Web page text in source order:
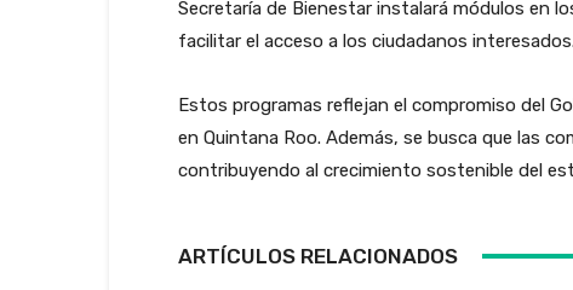
Secretaría de Bienestar instalará módulos en
facilitar el acceso a los ciudadanos interesados.
Estos programas reflejan el compromiso del
en Quintana Roo. Además, se busca que las
contribuyendo al crecimiento sostenible del
ARTÍCULOS RELACIONADOS